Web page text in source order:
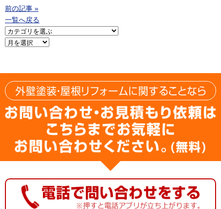
前の記事 »
一覧へ戻る